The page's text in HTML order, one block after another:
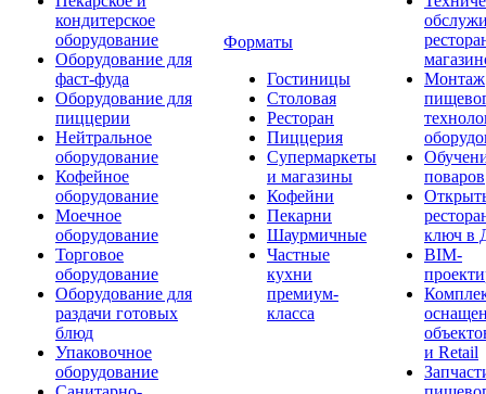
кондитерское
оборудование
Оборудование для
фаст-фуда
Оборудование для
пиццерии
Нейтральное
оборудование
Кофейное
оборудование
Моечное
оборудование
Торговое
оборудование
Оборудование для
раздачи готовых
блюд
Упаковочное
оборудование
Форматы
Гостиницы
Столовая
Ресторан
Пиццерия
Супермаркеты
и магазины
Кофейни
Пекарни
Шаурмичные
Частные
кухни
премиум-
класса
Монтаж
поваров
ключ в
BIM-
и Retail